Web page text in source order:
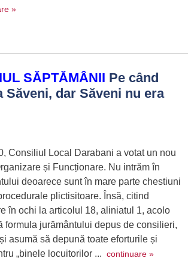
»
SĂPTĂMÂNII Pe când
Săveni, dar Săveni nu era
Consiliul Local Darabani a votat un nou
și Funcționare. Nu intrăm în
deoarece sunt în mare parte chestiuni
plictisitoare. Însă, citind
în ochi la articolul 18, aliniatul 1, acolo
formula jurământului depus de consilieri,
asumă să depună toate eforturile și
„binele locuitorilor ... continuare »